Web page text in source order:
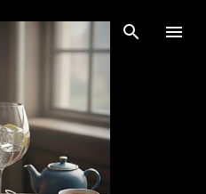
principal